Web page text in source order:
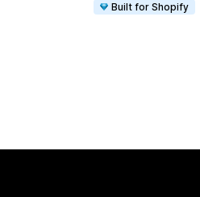
Built for Shopify